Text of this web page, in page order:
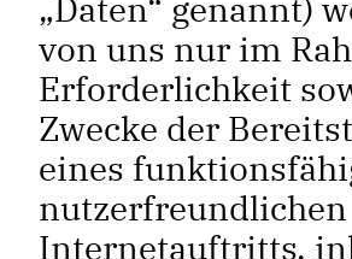
von uns nur im
Erforderlichkeit
Zwecke der
eines
nutzerfreundlichen
Internetauftritts,